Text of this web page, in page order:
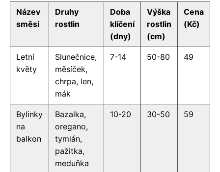
Název
směsi
Druhy
rostlin
Doba
klíčení
(dny)
Výška
rostlin
(cm)
Cena
(Kč)
Letní
květy
Slunečnice,
měsíček,
chrpa, len,
mák
7-14 50-80 49
Bylinky
na
balkon
Bazalka,
oregano,
tymián,
pažitka,
meduňka
10-20 30-50 59